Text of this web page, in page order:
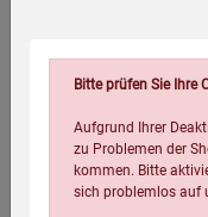
Bitte prüfen Sie Ihre
Aufgrund Ihrer
zu Problemen der
kommen. Bitte
sich problemlos auf